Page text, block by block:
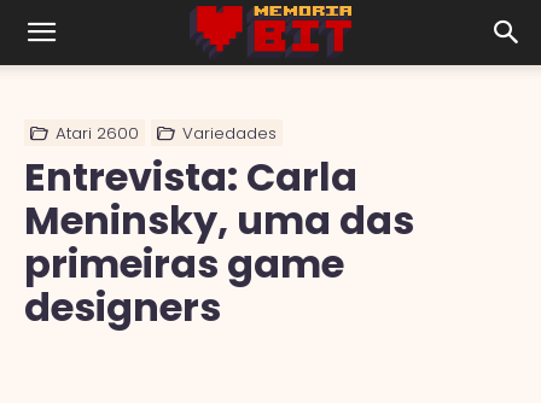
Atari 2600 Variedades
Entrevista: Carla
Meninsky, uma das
primeiras game
designers